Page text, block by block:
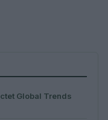
Global Trends